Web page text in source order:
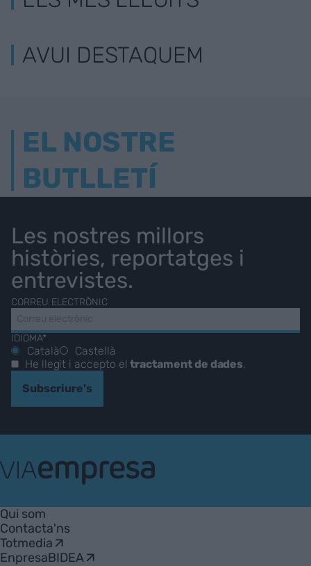
AVUI DESTAQUEM
EL NOSTRE
BUTLLETÍ
Les nostres millors
històries, reportatges i
entrevistes.
CORREU ELECTRÒNIC
IDIOMA*
Català
Castellà
He llegit i accepto eltractament de dades
Subscriure's
Empresa
Qui som
Contacta'ns
Totmedia
EnpresaBIDEA